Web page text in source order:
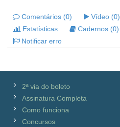
Comentários (0) Vídeo (0)
Estatísticas
Cadernos (0)
Notificar erro
2ª via do boleto
Assinatura Completa
Como funciona
Concursos